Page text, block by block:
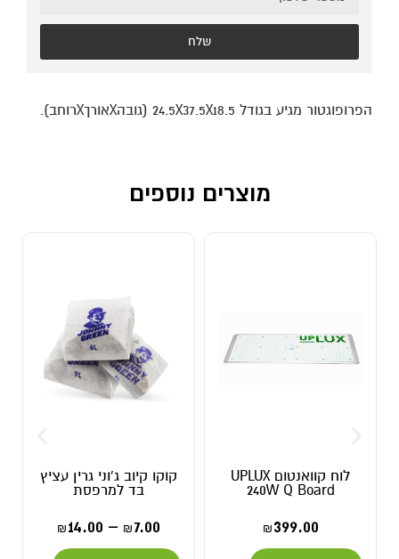
שלח
הפרופוגטור מגיע בגודל 24.5X37.5X18.5 (גובהXאורךXרוחב).
מוצרים נוספים
לוח קוואנטום UPLUX
240W Q Board
₪399.00
קוקו קיוב ג'וני גרין עציץ
בד למרפסת
₪7.00
–
₪14.00